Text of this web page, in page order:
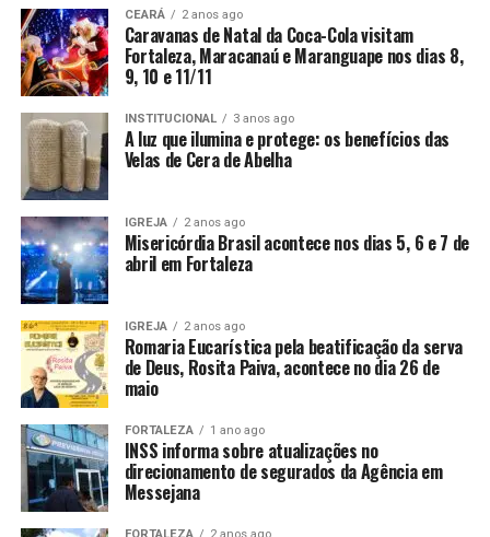
CEARÁ 2 anos ago
Caravanas de Natal da Coca-Cola visitam
Fortaleza, Maracanaú e Maranguape nos dias 8,
9, 10 e 11/11
INSTITUCIONAL 3 anos ago
A luz que ilumina e protege: os benefícios das
Velas de Cera de Abelha
IGREJA 2 anos ago
Misericórdia Brasil acontece nos dias 5, 6 e 7 de
abril em Fortaleza
IGREJA 2 anos ago
Romaria Eucarística pela beatificação da serva
de Deus, Rosita Paiva, acontece no dia 26 de
maio
FORTALEZA 1 ano ago
INSS informa sobre atualizações no
direcionamento de segurados da Agência em
Messejana